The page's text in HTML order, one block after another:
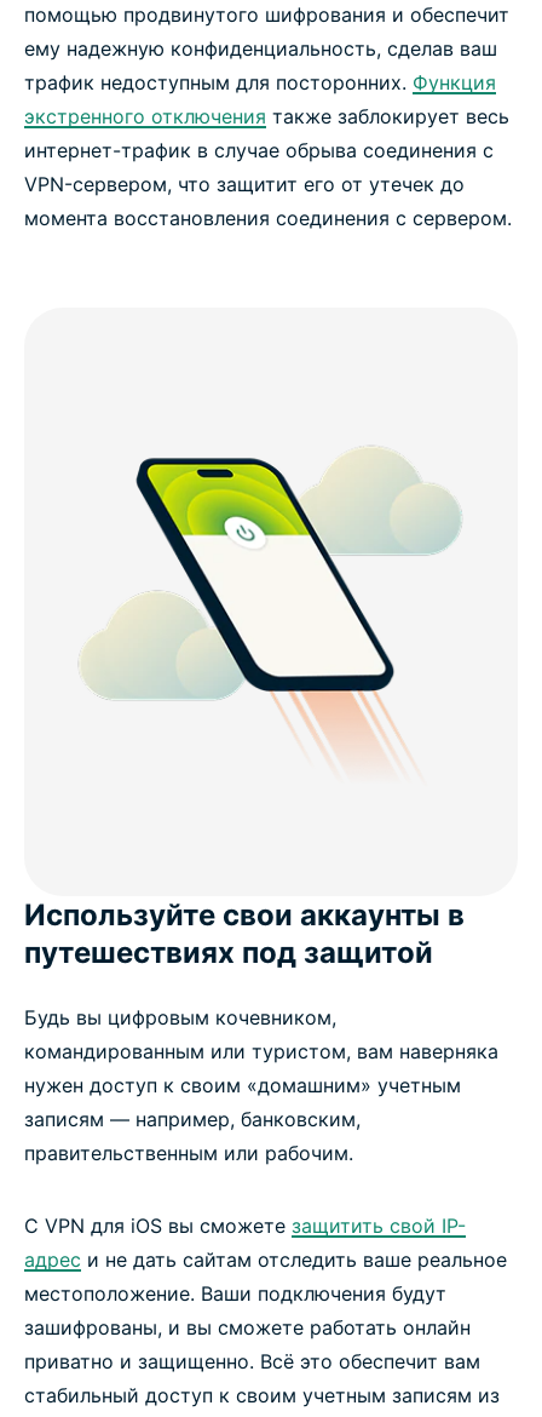
помощью продвинутого шифрования и обеспечит
ему надежную конфиденциальность, сделав ваш
трафик недоступным для посторонних. Функция
экстренного отключения также заблокирует весь
интернет-трафик в случае обрыва соединения с
VPN-сервером, что защитит его от утечек до
момента восстановления соединения с сервером.
Используйте свои аккаунты в
путешествиях под защитой
Будь вы цифровым кочевником,
командированным или туристом, вам наверняка
нужен доступ к своим «домашним» учетным
записям — например, банковским,
правительственным или рабочим.
С VPN для iOS вы сможете защитить свой IP-
адрес и не дать сайтам отследить ваше реальное
местоположение. Ваши подключения будут
зашифрованы, и вы сможете работать онлайн
приватно и защищенно. Всё это обеспечит вам
стабильный доступ к своим учетным записям из